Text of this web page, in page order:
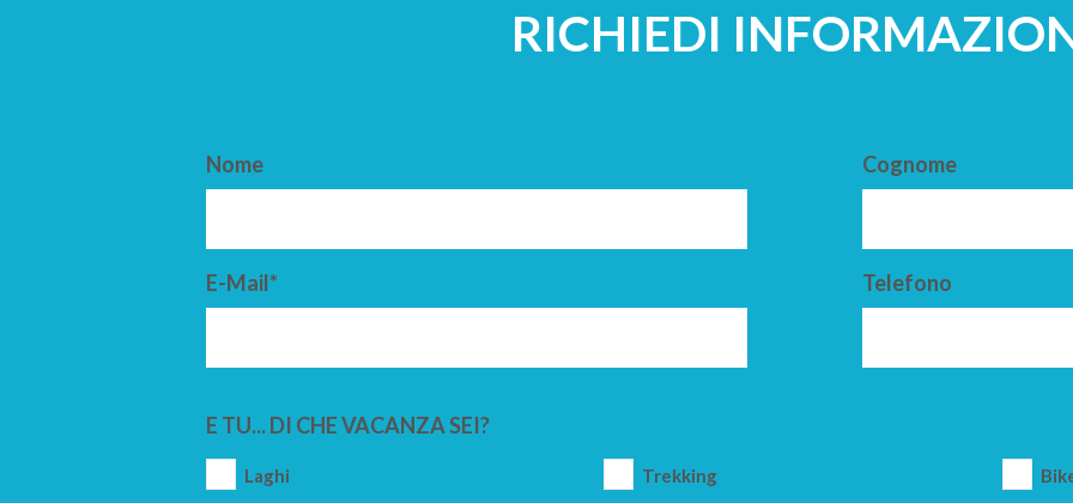
RICHIEDI
Nome Cognome
E-Mail* Telefono
E TU... DI CHE VACANZA SEI?
Laghi Trekking